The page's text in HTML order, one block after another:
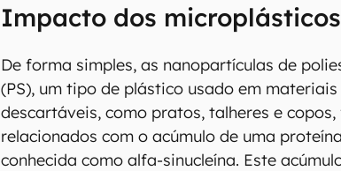
Impacto dos microplásticos
De forma simples, as nanopartículas de
(PS), um tipo de plástico usado em materiais
descartáveis, como pratos, talheres e
relacionados com o acúmulo de uma proteína
conhecida como alfa-sinucleína. Este